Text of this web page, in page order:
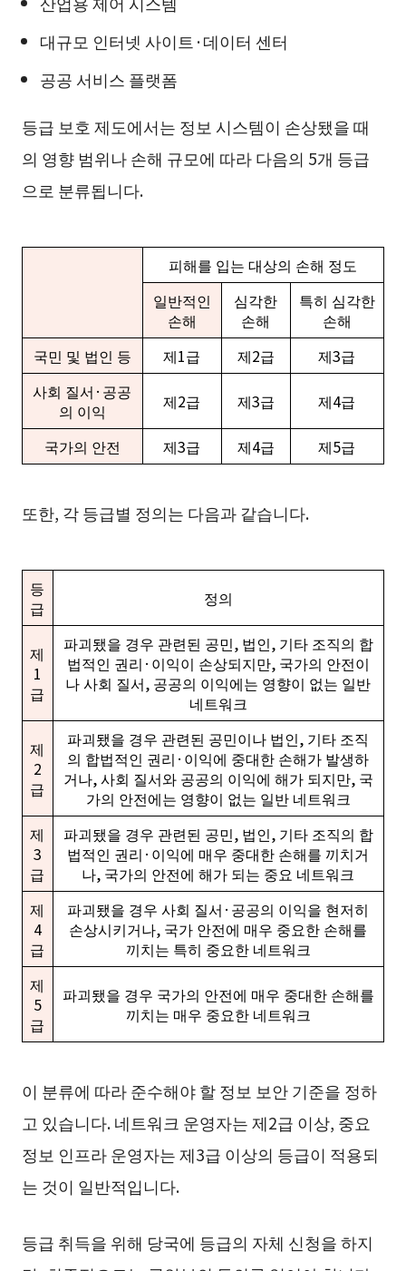
대규모 인터넷 사이트·데이터 센터
공공 서비스 플랫폼
등급 보호 제도에서는 정보 시스템이 손상됐을 때
의 영향 범위나 손해 규모에 따라 다음의 5개 등급
으로 분류됩니다.
피해를 입는 대상의 손해 정도
일반적인
손해
심각한
손해
특히 심각한
손해
국민 및 법인 등
제1급 제2급
제3급
사회 질서·공공
의 이익
제2급 제3급 제4급
국가의 안전 제3급 제4급 제5급
또한, 각 등급별 정의는 다음과 같습니다.
등
급
정의
제
1
급
파괴됐을 경우 관련된 공민, 법인, 기타 조직의 합
법적인 권리·이익이 손상되지만, 국가의 안전이
나 사회 질서, 공공의 이익에는 영향이 없는 일반
네트워크
제
2
급
파괴됐을 경우 관련된 공민이나 법인, 기타 조직
의 합법적인 권리·이익에 중대한 손해가 발생하
거나, 사회 질서와 공공의 이익에 해가 되지만, 국
가의 안전에는 영향이 없는 일반 네트워크
제
3
급
파괴됐을 경우 관련된 공민, 법인, 기타 조직의 합
법적인 권리·이익에 매우 중대한 손해를 끼치거
나, 국가의 안전에 해가 되는 중요 네트워크
제
4
급
파괴됐을 경우 사회 질서·공공의 이익을 현저히
손상시키거나, 국가 안전에 매우 중요한 손해를
끼치는 특히 중요한 네트워크
제
5
급
파괴됐을 경우 국가의 안전에 매우 중대한 손해를
끼치는 매우 중요한 네트워크
이 분류에 따라 준수해야 할 정보 보안 기준을 정하
고 있습니다. 네트워크 운영자는 제2급 이상, 중요
정보 인프라 운영자는 제3급 이상의 등급이 적용되
는 것이 일반적입니다.
등급 취득을 위해 당국에 등급의 자체 신청을 하지